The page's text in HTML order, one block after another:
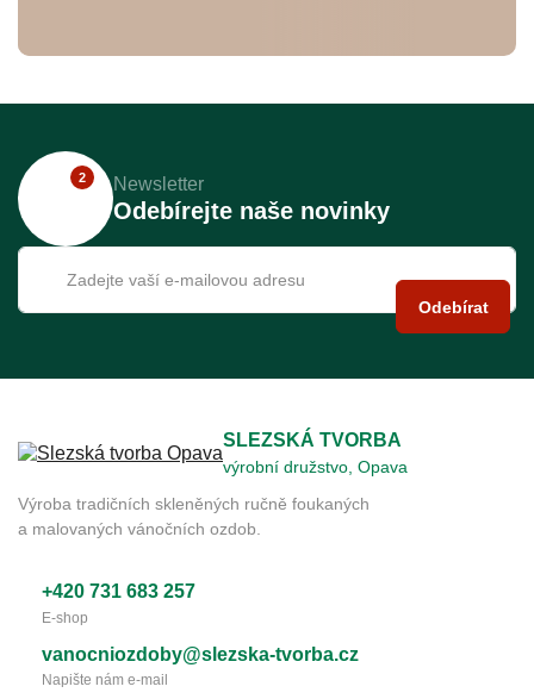
2 Newsletter
Odebírejte naše novinky
Odebírat
SLEZSKÁ TVORBA
výrobní družstvo, Opava
Výroba tradičních skleněných ručně foukaných
a malovaných vánočních ozdob.
+420 731 683 257
E-shop
vanocniozdoby@slezska-tvorba.cz
Napište nám e-mail